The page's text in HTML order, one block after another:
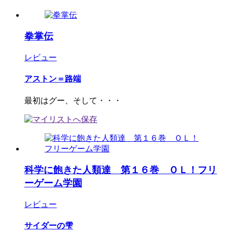
拳掌伝
レビュー
アストン＝路端
最初はグー、そして・・・
科学に飽きた人類達 第１６巻 ＯＬ！フリ
ーゲーム学園
レビュー
サイダーの雫